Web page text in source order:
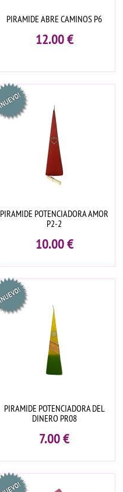
PIRAMIDE ABRE CAMINOS P6
12.00€
PIRAMIDE POTENCIADORA AMOR
P2-2
10.00€
PIRAMIDE POTENCIADORA DEL
DINERO PR08
7.00€